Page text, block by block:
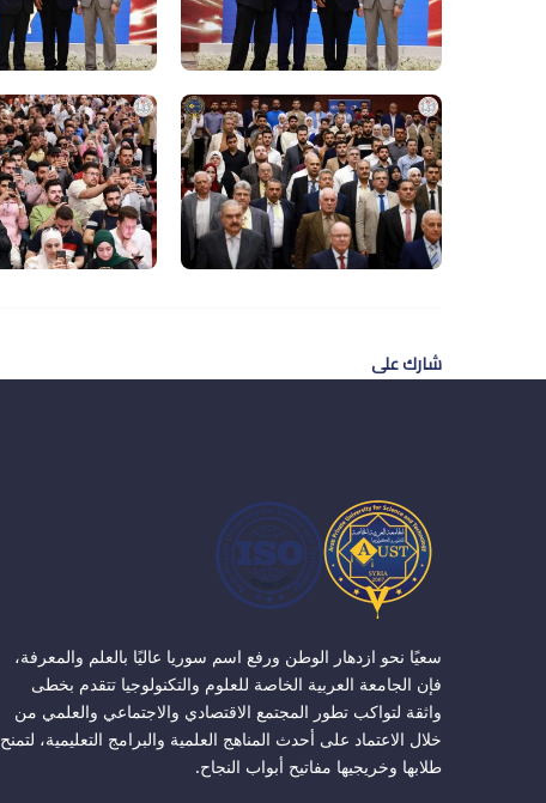
شارك على
سعيًا نحو ازدهار الوطن ورفع اسم سوريا عاليًا بالعلم والمعرفة،
فإن الجامعة العربية الخاصة للعلوم والتكنولوجيا تتقدم بخطى
واثقة لتواكب تطور المجتمع الاقتصادي والاجتماعي والعلمي من
خلال الاعتماد على أحدث المناهج العلمية والبرامج التعليمية، لتمنح
طلابها وخريجيها مفاتيح أبواب النجاح.